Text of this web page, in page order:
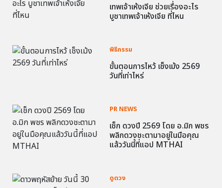
เทพเจ้าเห้งเจีย ช่วยเรื่องอะไร
บูชาเทพเจ้าเห้งเจีย ที่ไหน
พิธีกรรม
ขั้นตอนการไหว้ เช็งเม้ง 2569
วันที่เท่าไหร่
PR NEWS
เช็ก ดวงปี 2569 โดย อ.มิก พชร
พลิกดวงชะตามาอยู่ในมือคุณ
แล้ววันนี้ที่แอป MTHAI
ดูดวง